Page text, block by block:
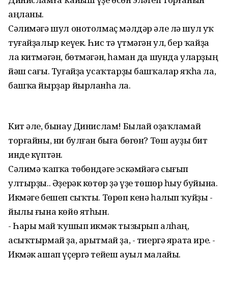
аңланы.
Сәлимәгә шул онотолмаҫ мәлдәр әле лә шул уҡ
туғайҙалыр кеүек. Һис тә үтмәгән ул, бер ҡайҙа
ла китмәгән, бөтмәгән, һаман да шунда уларҙың
йәш сағы. Туғайҙа усаҡтарҙы башҡалар яҡһа ла,
башҡа йырҙар йырланһа ла.
Кит әле, бынау Динислам! Былай оҙаҡламай
торғайны, ни булған быға бөгөн? Төш ауҙы бит
инде күптән.
Сәлимә ҡапҡа төбөндәге эскәмйәгә сығып
ултырҙы.. Әҙерәк көтөр ҙә үҙе төшөр һыу буйына.
Икмәге бешеп сыҡты. Төрөп кенә һалып ҡуйҙы -
йылы ғына көйө ятһын.
- Һары май ҡушып икмәк тызырып алһаң,
асыҡтырмай ҙа, арытмай ҙа, - тиергә ярата ире. -
Икмәк ашап үҫергә тейеш ауыл малайы.